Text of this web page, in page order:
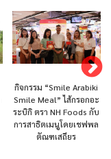
นิปปอนแฮม จะสร้าง
ความแตกต่างในด้าน
สุขภาพ และสิ่งแวดล้อม
ด้วยการนำเสนอ
ผลิตภัณฑ์จากพืช กลาง